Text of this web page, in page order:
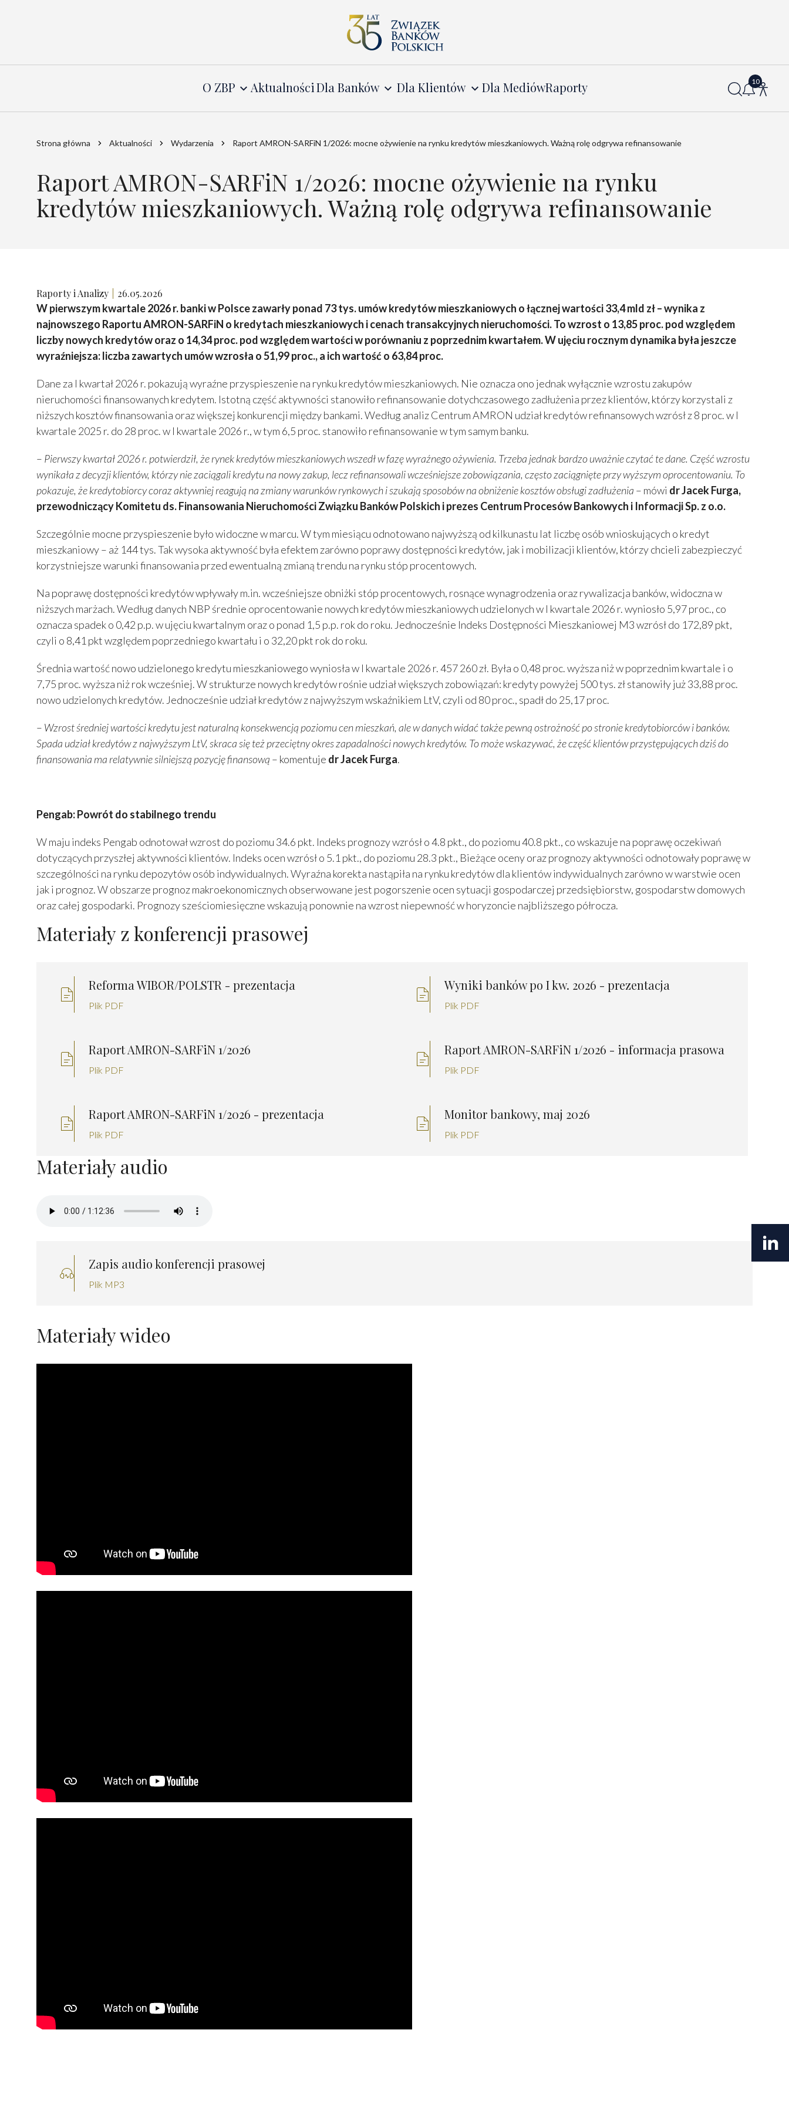
O ZBP AktualnościDla Banków Dla Klientów Dla MediówRaporty
Strona główna Aktualności Wydarzenia Raport AMRON-SARFiN 1/2026: mocne ożywienie na rynku kredytów mieszkaniowych. Ważną rolę odgrywa refinansowanie
Raport AMRON-SARFiN 1/2026: mocne ożywienie na rynku
kredytów mieszkaniowych. Ważną rolę odgrywa refinansowanie
Raporty i Analizy 26.05.2026
W pierwszym kwartale 2026 r. banki w Polsce zawarły ponad 73 tys. umów kredytów mieszkaniowych o łącznej wartości 33,4 mld zł – wynika z
najnowszego Raportu AMRON-SARFiN o kredytach mieszkaniowych i cenach transakcyjnych nieruchomości. To wzrost o 13,85 proc. pod względem
liczby nowych kredytów oraz o 14,34 proc. pod względem wartości w porównaniu z poprzednim kwartałem. W ujęciu rocznym dynamika była jeszcze
wyraźniejsza: liczba zawartych umów wzrosła o 51,99 proc., a ich wartość o 63,84 proc.
Dane za I kwartał 2026 r. pokazują wyraźne przyspieszenie na rynku kredytów mieszkaniowych. Nie oznacza ono jednak wyłącznie wzrostu zakupów
nieruchomości finansowanych kredytem. Istotną część aktywności stanowiło refinansowanie dotychczasowego zadłużenia przez klientów, którzy korzystali z
niższych kosztów finansowania oraz większej konkurencji między bankami. Według analiz Centrum AMRON udział kredytów refinansowych wzrósł z 8 proc. w I
kwartale 2025 r. do 28 proc. w I kwartale 2026 r., w tym 6,5 proc. stanowiło refinansowanie w tym samym banku.
– Pierwszy kwartał 2026 r. potwierdził, że rynek kredytów mieszkaniowych wszedł w fazę wyraźnego ożywienia. Trzeba jednak bardzo uważnie czytać te dane. Część wzrostu
wynikała z decyzji klientów, którzy nie zaciągali kredytu na nowy zakup, lecz refinansowali wcześniejsze zobowiązania, często zaciągnięte przy wyższym oprocentowaniu. To
pokazuje, że kredytobiorcy coraz aktywniej reagują na zmiany warunków rynkowych i szukają sposobów na obniżenie kosztów obsługi zadłużenia – mówi dr Jacek Furga,
przewodniczący Komitetu ds. Finansowania Nieruchomości Związku Banków Polskich i prezes Centrum Procesów Bankowych i Informacji Sp. z o.o.
Szczególnie mocne przyspieszenie było widoczne w marcu. W tym miesiącu odnotowano najwyższą od kilkunastu lat liczbę osób wnioskujących o kredyt
mieszkaniowy – aż 144 tys. Tak wysoka aktywność była efektem zarówno poprawy dostępności kredytów, jak i mobilizacji klientów, którzy chcieli zabezpieczyć
korzystniejsze warunki finansowania przed ewentualną zmianą trendu na rynku stóp procentowych.
Na poprawę dostępności kredytów wpływały m.in. wcześniejsze obniżki stóp procentowych, rosnące wynagrodzenia oraz rywalizacja banków, widoczna w
niższych marżach. Według danych NBP średnie oprocentowanie nowych kredytów mieszkaniowych udzielonych w I kwartale 2026 r. wyniosło 5,97 proc., co
oznacza spadek o 0,42 p.p. w ujęciu kwartalnym oraz o ponad 1,5 p.p. rok do roku. Jednocześnie Indeks Dostępności Mieszkaniowej M3 wzrósł do 172,89 pkt,
czyli o 8,41 pkt względem poprzedniego kwartału i o 32,20 pkt rok do roku.
Średnia wartość nowo udzielonego kredytu mieszkaniowego wyniosła w I kwartale 2026 r. 457 260 zł. Była o 0,48 proc. wyższa niż w poprzednim kwartale i o
7,75 proc. wyższa niż rok wcześniej. W strukturze nowych kredytów rośnie udział większych zobowiązań: kredyty powyżej 500 tys. zł stanowiły już 33,88 proc.
nowo udzielonych kredytów. Jednocześnie udział kredytów z najwyższym wskaźnikiem LtV, czyli od 80 proc., spadł do 25,17 proc.
– Wzrost średniej wartości kredytu jest naturalną konsekwencją poziomu cen mieszkań, ale w danych widać także pewną ostrożność po stronie kredytobiorców i banków.
Spada udział kredytów z najwyższym LtV, skraca się też przeciętny okres zapadalności nowych kredytów. To może wskazywać, że część klientów przystępujących dziś do
finansowania ma relatywnie silniejszą pozycję finansową – komentuje dr Jacek Furga.
Pengab: Powrót do stabilnego trendu
W maju indeks Pengab odnotował wzrost do poziomu 34.6 pkt. Indeks prognozy wzrósł o 4.8 pkt., do poziomu 40.8 pkt., co wskazuje na poprawę oczekiwań
dotyczących przyszłej aktywności klientów. Indeks ocen wzrósł o 5.1 pkt., do poziomu 28.3 pkt., Bieżące oceny oraz prognozy aktywności odnotowały poprawę w
szczególności na rynku depozytów osób indywidualnych. Wyraźna korekta nastąpiła na rynku kredytów dla klientów indywidualnych zarówno w warstwie ocen
jak i prognoz. W obszarze prognoz makroekonomicznych obserwowane jest pogorszenie ocen sytuacji gospodarczej przedsiębiorstw, gospodarstw domowych
oraz całej gospodarki. Prognozy sześciomiesięczne wskazują ponownie na wzrost niepewność w horyzoncie najbliższego półrocza.
Materiały z konferencji prasowej
Reforma WIBOR/POLSTR - prezentacja
Plik PDF
Wyniki banków po I kw. 2026 - prezentacja
Plik PDF
Raport AMRON-SARFiN 1/2026
Plik PDF
Raport AMRON-SARFiN 1/2026 - informacja prasowa
Plik PDF
Raport AMRON-SARFiN 1/2026 - prezentacja
Plik PDF
Monitor bankowy, maj 2026
Plik PDF
Materiały audio
Zapis audio konferencji prasowej
Plik MP3
Materiały wideo